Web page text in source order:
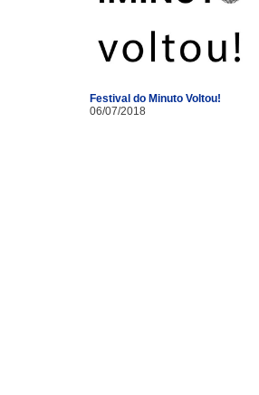
Festival do Minuto Voltou!
06/07/2018